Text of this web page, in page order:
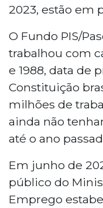
2023, estão em
O Fundo PIS/
trabalhou com
e 1988, data de
Constituição
milhões de
ainda não
até o ano
Em junho de
público do
Emprego